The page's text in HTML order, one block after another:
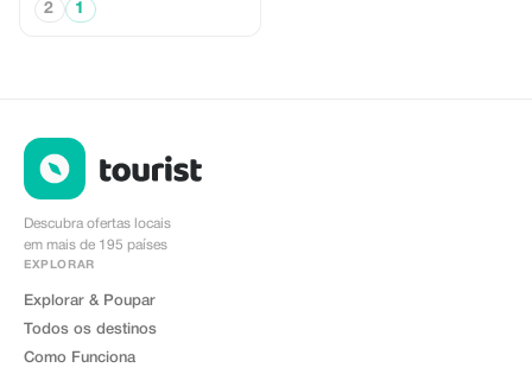
2 1
Descubra ofertas locais
em mais de 195 países
EXPLORAR
Explorar & Poupar
Todos os destinos
Como Funciona